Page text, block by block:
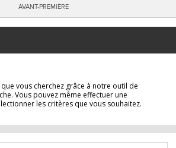
AVANT-PREMIÈRE
vous cherchez grâce à notre outil de
Vous pouvez même effectuer une
les critères que vous souhaitez.